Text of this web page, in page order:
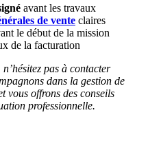
avant les travaux
de vente claires
le début de la mission
de la facturation
pas à contacter
dans la gestion de
vous offrons des conseils
professionnelle.